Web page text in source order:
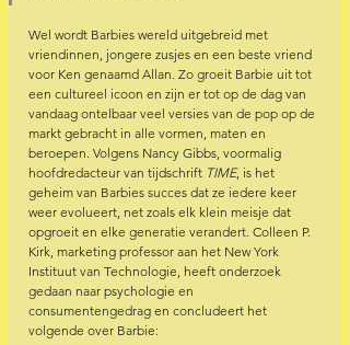
Wel wordt Barbies wereld uitgebreid met
vriendinnen, jongere zusjes en een beste vriend
voor Ken genaamd Allan. Zo groeit Barbie uit tot
een cultureel icoon en zijn er tot op de dag van
vandaag ontelbaar veel versies van de pop op de
markt gebracht in alle vormen, maten en
beroepen. Volgens Nancy Gibbs, voormalig
hoofdredacteur van tijdschrift TIME, is het
geheim van Barbies succes dat ze iedere keer
weer evolueert, net zoals elk klein meisje dat
opgroeit en elke generatie verandert. Colleen P.
Kirk, marketing professor aan het New York
Instituut van Technologie, heeft onderzoek
gedaan naar psychologie en
consumentengedrag en concludeert het
volgende over Barbie: